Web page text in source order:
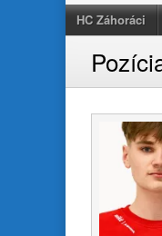
HC Záhoráci